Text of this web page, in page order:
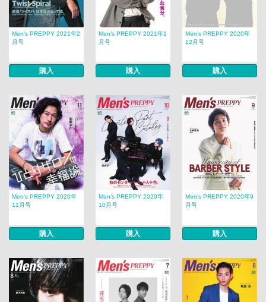
Men’s PREPPY 2021年2
月号
購入
Men’s PREPPY 2021年1
月号
購入
Men’s PREPPY 2020年
12月号
購入
Men’s PREPPY 2020年
11月号
購入
Men’s PREPPY 2020年
10月号
購入
Men’s PREPPY 2020年9
月号
購入